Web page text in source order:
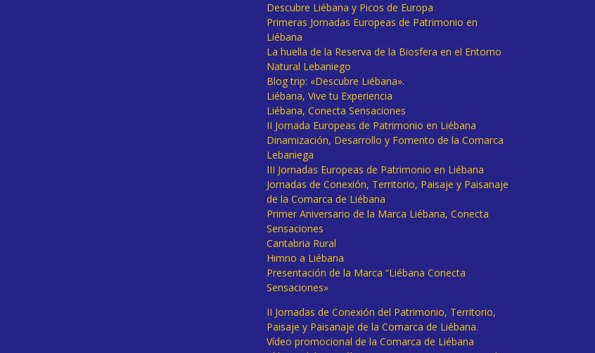
Descubre Liébana y Picos de Europa
Primeras Jornadas Europeas de Patrimonio en
Liébana
La huella de la Reserva de la Biosfera en el Entorno
Natural Lebaniego
Blog trip: «Descubre Liébana».
Liébana, Vive tu Experiencia
Liébana, Conecta Sensaciones
II Jornada Europeas de Patrimonio en Liébana
Dinamización, Desarrollo y Fomento de la Comarca
Lebaniega
III Jornadas Europeas de Patrimonio en Liébana
Jornadas de Conexión, Territorio, Paisaje y Paisanaje
de la Comarca de Liébana
Primer Aniversario de la Marca Liébana, Conecta
Sensaciones
Cantabria Rural
Himno a Liébana
Presentación de la Marca “Liébana Conecta
Sensaciones»
II Jornadas de Conexión del Patrimonio, Territorio,
Paisaje y Paisanaje de la Comarca de Liébana.
Vídeo promocional de la Comarca de Liébana